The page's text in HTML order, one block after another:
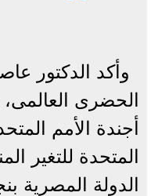
وأكد الدكتور
الحضرى
أجندة الأمم
المتحدة للتغير